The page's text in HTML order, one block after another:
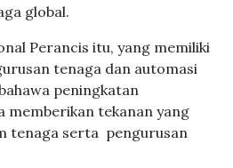
global.
Perancis itu, yang memiliki
tenaga dan automasi
peningkatan
memberikan tekanan yang
tenaga serta pengurusan